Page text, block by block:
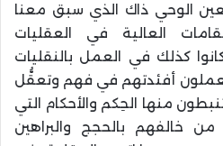
الوحي ذاك الذي سبق معنا
العالية في العقليات
كذلك في العمل بالنقليات
يُعملون أفئدتهم في فهم وتعقُّل
منها الحِكم والأحكام التي
خالفهم بالحجج والبراهين